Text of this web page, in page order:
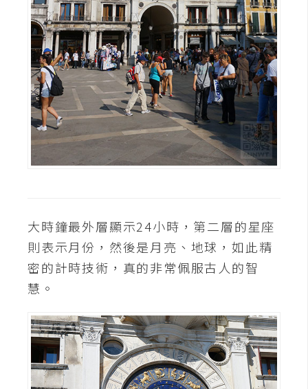
開
箱
梅
開
發
熱
章
全
站
覽
合
大時鐘最外層顯示24小時，第二層的星座
則表示月份，然後是月亮、地球，如此精
密的計時技術，真的非常佩服古人的智
慧。